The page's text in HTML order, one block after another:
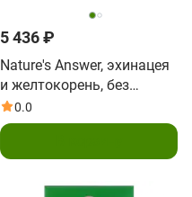
5 436 ₽
Nature's Answer, эхинацея
и желтокорень, без
спирта, 120 мл (4 жидк.
унции)
0.0